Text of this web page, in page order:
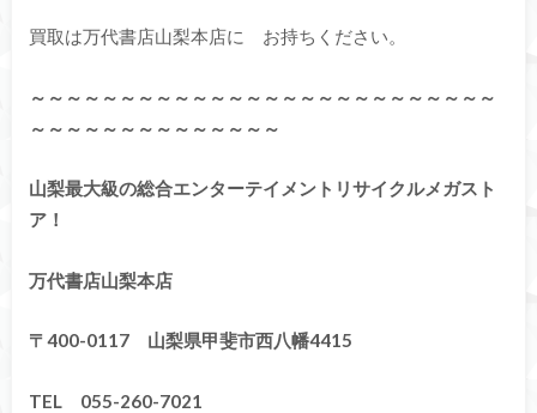
買取は万代書店山梨本店に お持ちください。
～～～～～～～～～～～～～～～～～～～～～～～～～～
～～～～～～～～～～～～～～
山梨最大級の総合エンターテイメントリサイクルメガスト
ア！
万代書店山梨本店
〒400-0117 山梨県甲斐市西八幡4415
TEL 055-260-7021